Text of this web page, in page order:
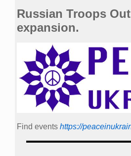
Russian Troops
expansion.
Find events https://